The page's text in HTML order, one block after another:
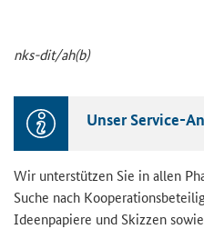
nks-​dit/ah(b)
Unser Service-​
Wir un­ter­stüt­zen Sie in allen
Suche nach
Ideen­pa­pie­re und Skiz­zen